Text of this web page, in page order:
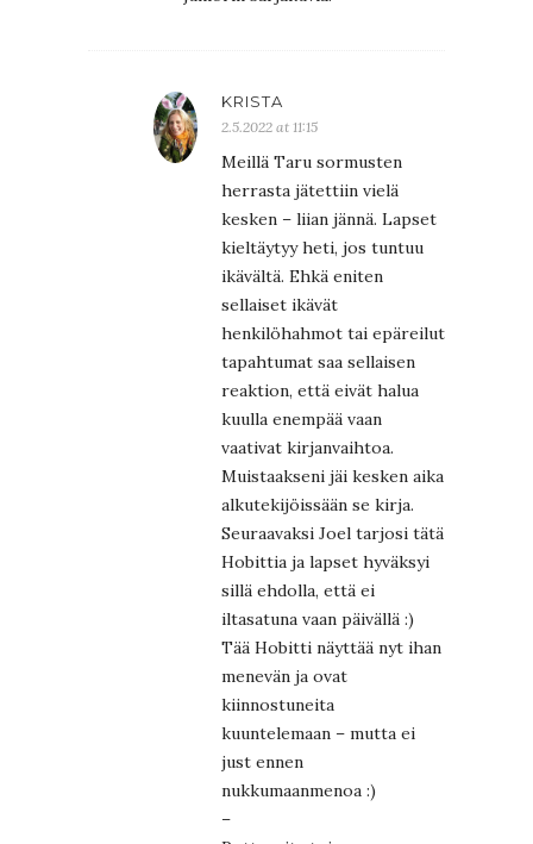
KRISTA
2.5.2022 at 11:15
Meillä Taru sormusten
herrasta jätettiin vielä
kesken – liian jännä. Lapset
kieltäytyy heti, jos tuntuu
ikävältä. Ehkä eniten
sellaiset ikävät
henkilöhahmot tai epäreilut
tapahtumat saa sellaisen
reaktion, että eivät halua
kuulla enempää vaan
vaativat kirjanvaihtoa.
Muistaakseni jäi kesken aika
alkutekijöissään se kirja.
Seuraavaksi Joel tarjosi tätä
Hobittia ja lapset hyväksyi
sillä ehdolla, että ei
iltasatuna vaan päivällä :)
Tää Hobitti näyttää nyt ihan
menevän ja ovat
kiinnostuneita
kuuntelemaan – mutta ei
just ennen
nukkumaanmenoa :)
–